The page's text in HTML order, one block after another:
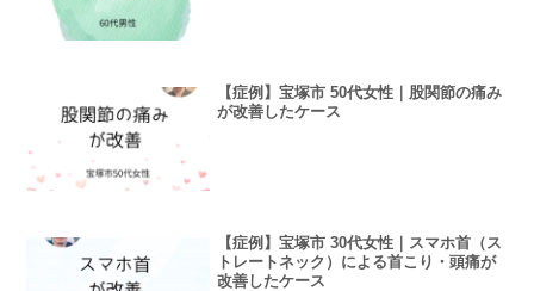
【症例】宝塚市 50代女性｜股関節の痛み
が改善したケース
【症例】宝塚市 30代女性｜スマホ首（ス
トレートネック）による首こり・頭痛が
改善したケース